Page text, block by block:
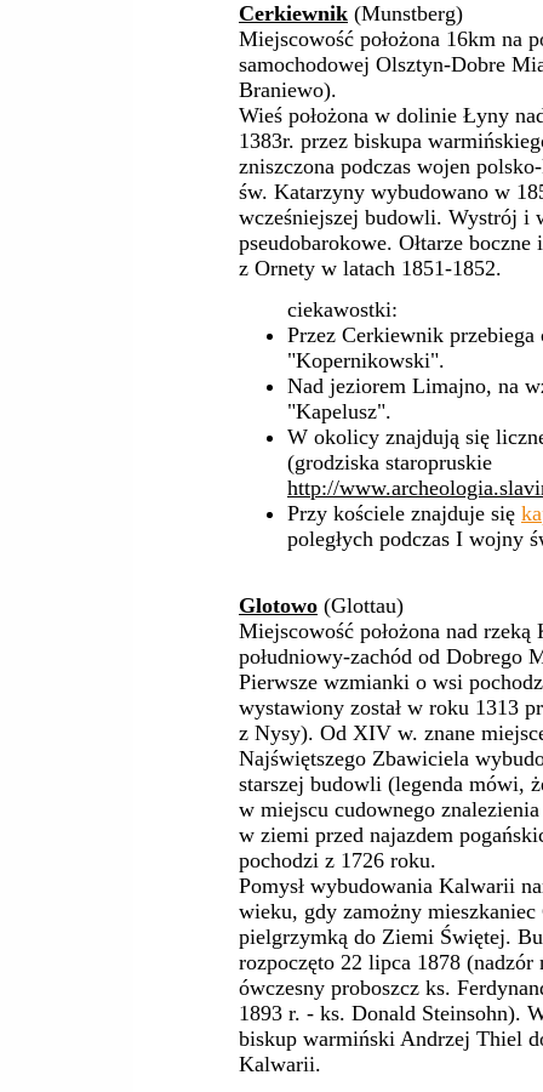
Cerkiewnik (Munstberg)
Miejscowość położona 16km na
samochodowej Olsztyn-Dobre
Braniewo).
Wieś położona w dolinie Łyny
1383r. przez biskupa
zniszczona podczas wojen
św. Katarzyny wybudowano w
wcześniejszej budowli. Wystrój i
pseudobarokowe. Ołtarze
z Ornety w latach 1851-1852.
ciekawostki:
Przez Cerkiewnik
"Kopernikowski".
Nad jeziorem Limajno, na
"Kapelusz".
W okolicy znajdują się
(grodziska staropruskie
http://
Przy kościele znajduje się
poległych podczas I wojny
Glotowo (Glottau)
Miejscowość położona nad
południowy-zachód od Dobrego
Pierwsze wzmianki o wsi
wystawiony został w roku 1313
z Nysy). Od XIV w. znane
Najświętszego Zbawiciela
starszej budowli (legenda mówi,
w miejscu cudownego
w ziemi przed najazdem
pochodzi z 1726 roku.
Pomysł wybudowania Kalwarii
wieku, gdy zamożny mieszkaniec
pielgrzymką do Ziemi Świętej.
rozpoczęto 22 lipca 1878 (nadzór
ówczesny proboszcz ks.
1893 r. - ks. Donald Steinsohn).
biskup warmiński Andrzej Thiel
Kalwarii.